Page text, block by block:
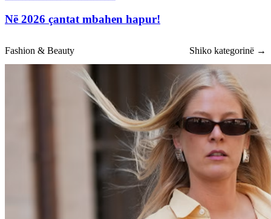
Në 2026 çantat mbahen hapur!
Fashion & Beauty Shiko kategorinë →